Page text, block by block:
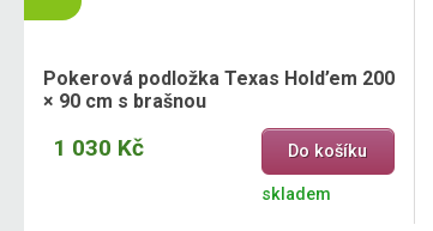
Pokerová podložka Texas Hold’em 200
× 90 cm s brašnou
1 030 Kč Do košíku
skladem